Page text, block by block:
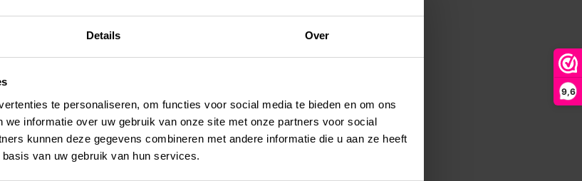
Details Over
te personaliseren, om functies voor social media te bieden en om ons
informatie over uw gebruik van onze site met onze partners voor social
kunnen deze gegevens combineren met andere informatie die u aan ze heeft
van uw gebruik van hun services.
9,6